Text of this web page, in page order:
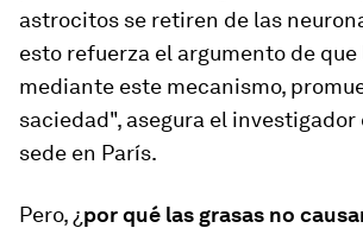
astrocitos se retiren de las
esto refuerza el argumento de que
mediante este mecanismo,
saciedad", asegura el investigador
sede en París.
Pero, ¿por qué las grasas no